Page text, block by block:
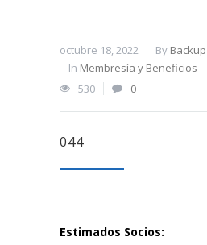
octubre 18, 2022 By Backup
In Membresía y Beneficios
530
0
044
Estimados Socios: